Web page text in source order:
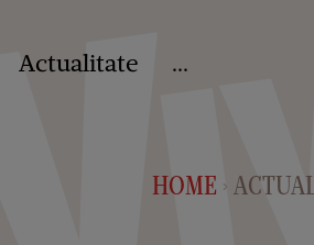
Actualitate ...
HOME >